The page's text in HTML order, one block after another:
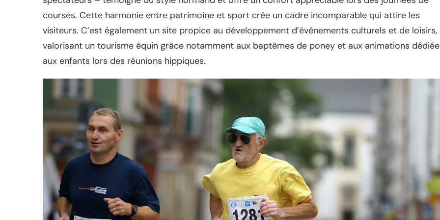
courses. Cette harmonie entre patrimoine et sport crée un cadre incomparable qui attire les
visiteurs. C’est également un site propice au développement d’événements culturels et de loisirs,
valorisant un tourisme équin grâce notamment aux baptêmes de poney et aux animations
aux enfants lors des réunions hippiques.